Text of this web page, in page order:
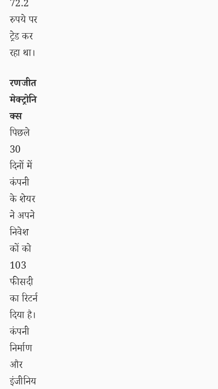
72.2
रुपये पर
ट्रेड कर
रहा था।
रणजीत
मेक्ट्रोनि
क्स
पिछले
30
दिनों में
कंपनी
के शेयर
ने अपने
निवेश
कों को
103
फीसदी
का रिटर्न
दिया है।
कंपनी
निर्माण
और
इंजीनिय